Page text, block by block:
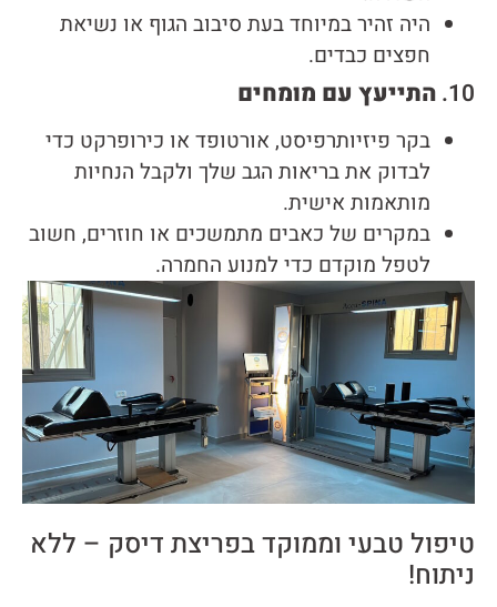
היה זהיר במיוחד בעת סיבוב הגוף או נשיאת
חפצים כבדים.
10. התייעץ עם מומחים
בקר פיזיותרפיסט, אורטופד או כירופרקט כדי
לבדוק את בריאות הגב שלך ולקבל הנחיות
מותאמות אישית.
במקרים של כאבים מתמשכים או חוזרים, חשוב
לטפל מוקדם כדי למנוע החמרה.
טיפול טבעי וממוקד בפריצת דיסק – ללא
ניתוח!